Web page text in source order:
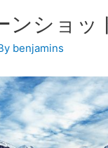
ンショ
benjamins